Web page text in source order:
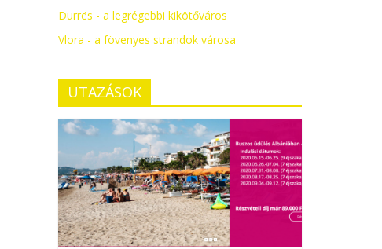
Durrës - a legrégebbi kikötőváros
Vlora - a fövenyes strandok városa
UTAZÁSOK